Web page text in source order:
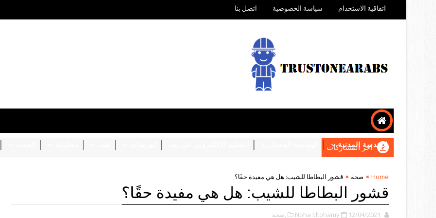
اتفاقية الاستخدام سياسة الخصوصية اتصل بنا
الهندسة المدنية
اخر المشاركات
Home صحة قشور البطاطا للشيب: هل هي مفيدة حقًا؟
قشور البطاطا للشيب: هل هي مفيدة حقًا؟
Noha Eltohamy 12/04/2021 ,صحة